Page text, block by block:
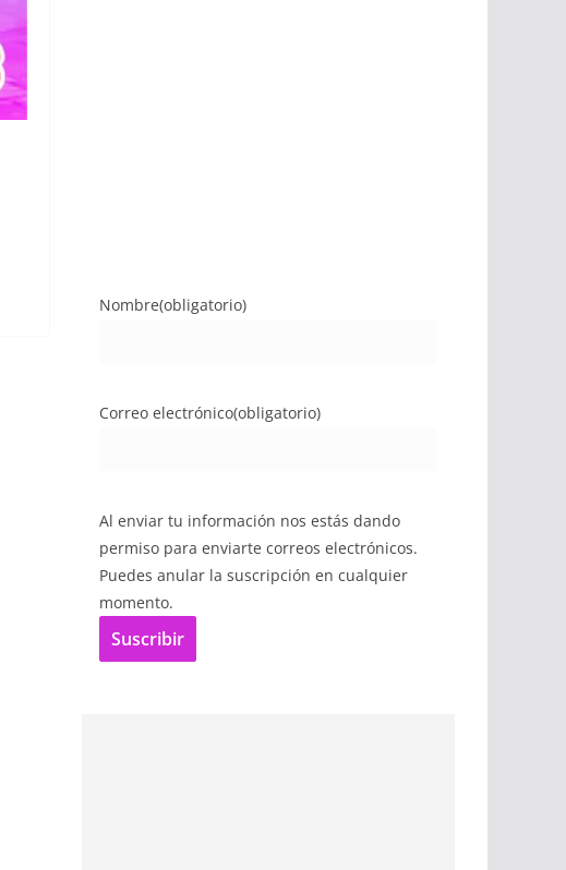
Nombre(obligatorio)
Correo electrónico(obligatorio)
Al enviar tu información nos estás dando
permiso para enviarte correos electrónicos.
Puedes anular la suscripción en cualquier
momento.
Suscribir